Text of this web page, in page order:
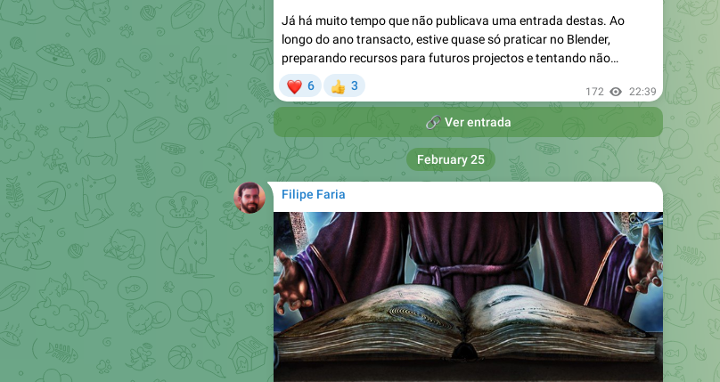
Já há muito tempo que não publicava uma entrada destas. Ao
longo do ano transacto, estive quase só praticar no Blender,
preparando recursos para futuros projectos e tentando não…
❤
6
👍
3 172 22:39
🔗Ver entrada
Filipe Faria
February 25